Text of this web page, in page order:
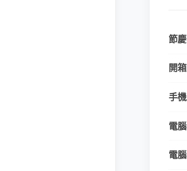
節
開
手
電
電